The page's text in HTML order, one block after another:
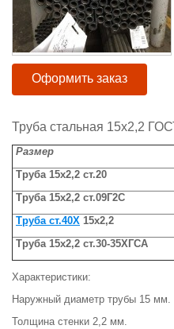
Оформить заказ
Труба стальная 15х2,2
Размер
Труба 15х2,2 ст.20
Труба 15х2,2 ст.09Г2С
Труба ст.40Х 15х2,2
Труба 15х2,2 ст.30-35ХГСА
Характеристики:
Наружный диаметр трубы 15 мм.
Толщина стенки 2,2 мм.